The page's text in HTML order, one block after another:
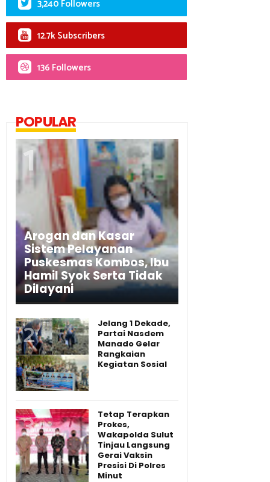
3,240 Followers
12.7k Subscribers
136 Followers
POPULAR
Arogan dan Kasar
Sistem Pelayanan
Puskesmas Kombos, Ibu
Hamil Syok Serta Tidak
Dilayani
Jelang 1 Dekade,
Partai Nasdem
Manado Gelar
Rangkaian
Kegiatan Sosial
Tetap Terapkan
Prokes,
Wakapolda Sulut
Tinjau Langsung
Gerai Vaksin
Presisi Di Polres
Minut